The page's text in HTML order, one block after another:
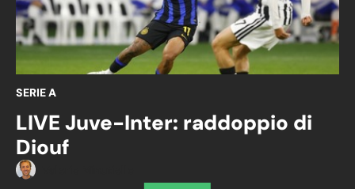
SERIE A
LIVE Juve-Inter: raddoppio di
Diouf